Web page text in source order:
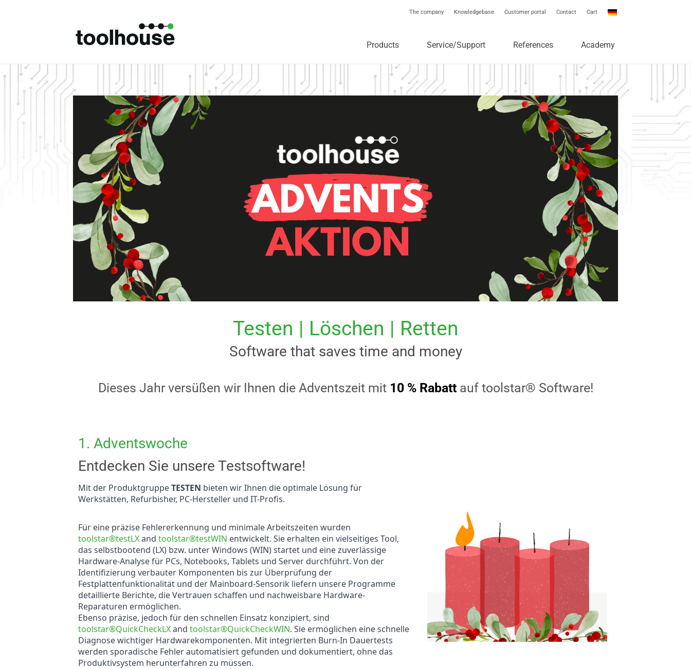
The company Knowledgebase Customer portal Contact Cart
Products Service/Support References Academy
Testen | Löschen | Retten
Software that saves time and money
Dieses Jahr versüßen wir Ihnen die Adventszeit mit 10 % Rabatt auf toolstar® Software!
1. Adventswoche
Entdecken Sie unsere Testsoftware!​
Mit der ProduktgruppeTESTEN bieten wir Ihnen die optimale Lösung für
Werkstätten, Refurbisher, PC-Hersteller und IT-Profis.
Für eine präzise Fehlererkennung und minimale Arbeitszeiten wurden
toolstar®testLXand toolstar®testWIN entwickelt. Sie erhalten ein vielseitiges Tool,
das selbstbootend (LX) bzw. unter Windows (WIN) startet und eine zuverlässige
Hardware-Analyse für PCs, Notebooks, Tablets und Server durchführt. Von der
Identifizierung verbauter Komponenten bis zur Überprüfung der
Festplattenfunktionalität und der Mainboard-Sensorik liefern unsere Programme
detaillierte Berichte, die Vertrauen schaffen und nachweisbare Hardware-
Reparaturen ermöglichen.
Ebenso präzise, jedoch für den schnellen Einsatz konzipiert, sind
toolstar®QuickCheckLXand toolstar®QuickCheckWIN. Sie ermöglichen eine schnelle
Diagnose wichtiger Hardwarekomponenten. Mit integrierten Burn-In Dauertests
werden sporadische Fehler automatisiert gefunden und dokumentiert, ohne das
Produktivsystem herunterfahren zu müssen.